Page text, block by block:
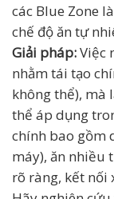
các Blue Zone
chế độ ăn tự
Giải pháp:Việc
nhằm tái tạo
không thể), mà
thể áp dụng
chính bao gồm
máy), ăn nhiều
rõ ràng, kết nối